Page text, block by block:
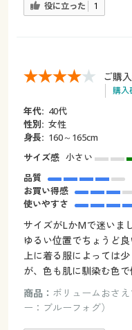
役に立った 1
ご購
購入
年代: 40代
性別: 女性
身長: 160～165cm
サイズ感 小さい
品質
お買い得感
使いやすさ
サイズがLかMで迷いま
ゆるい位置でちょうど良
上に着る服によっては
が、色も肌に馴染む色で
商品： ボリュームおさ
ー：ブルーフォグ）